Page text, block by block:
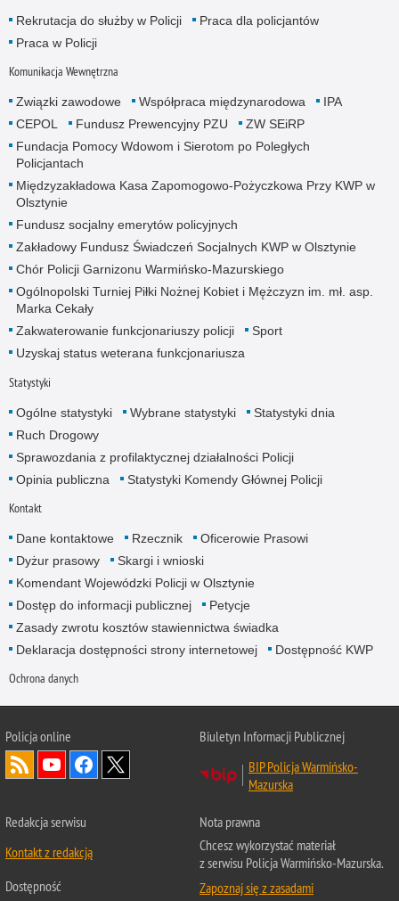
Rekrutacja do służby w Policji
Praca dla policjantów
Praca w Policji
Komunikacja Wewnętrzna
Związki zawodowe Współpraca międzynarodowa
IPA
CEPOL
Fundusz Prewencyjny PZU
ZW SEiRP
Fundacja Pomocy Wdowom i Sierotom po Poległych
Policjantach
Międzyzakładowa Kasa Zapomogowo-Pożyczkowa Przy KWP w
Olsztynie
Fundusz socjalny emerytów policyjnych
Zakładowy Fundusz Świadczeń Socjalnych KWP w Olsztynie
Chór Policji Garnizonu Warmińsko-Mazurskiego
Ogólnopolski Turniej Piłki Nożnej Kobiet i Mężczyzn im. mł. asp.
Marka Cekały
Zakwaterowanie funkcjonariuszy policji
Sport
Uzyskaj status weterana funkcjonariusza
Statystyki
Ogólne statystyki Wybrane statystyki
Statystyki dnia
Ruch Drogowy
Sprawozdania z profilaktycznej działalności Policji
Opinia publiczna
Statystyki Komendy Głównej Policji
Kontakt
Dane kontaktowe Rzecznik
Oficerowie Prasowi
Dyżur prasowy
Skargi i wnioski
Komendant Wojewódzki Policji w Olsztynie
Dostęp do informacji publicznej
Petycje
Zasady zwrotu kosztów stawiennictwa świadka
Deklaracja dostępności strony internetowej
Dostępność KWP
Ochrona danych
Policja online
Biuletyn Informacji Publicznej
BIP Policja Warmińsko-
Mazurska
Redakcja serwisu
Kontakt z redakcją
Dostępność
Nota prawna
Chcesz wykorzystać materiał
z serwisu Policja Warmińsko-Mazurska.
Zapoznaj się z zasadami